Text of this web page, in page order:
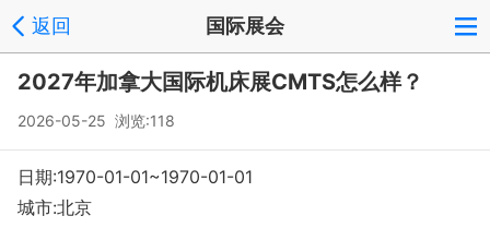
返回 国际展会
2027年加拿大国际机床展CMTS怎么样？
2026-05-25 浏览:118
日期:1970-01-01~1970-01-01
城市:北京
会员中心 反馈
Copyright © 2008-2018 环球会展网 fairglobal.com.cn 版权所有